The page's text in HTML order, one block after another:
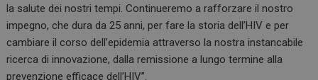
la salute dei nostri tempi. Continueremo a rafforzare il nostro
impegno, che dura da 25 anni, per fare la storia dell’HIV e per
cambiare il corso dell’epidemia attraverso la nostra instancabile
ricerca di innovazione, dalla remissione a lungo termine alla
prevenzione efficace dell’HIV”.